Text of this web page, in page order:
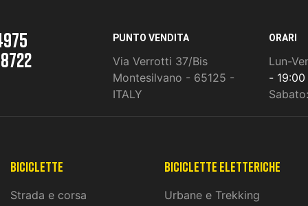
PUNTO VENDITA
Via Verrotti 37/Bis
Montesilvano - 65125 -
ITALY
ORARI
Lun-
- 19:00
Sabato:
Biciclette
Strada e corsa
biciclette eletteriche
Urbane e Trekking